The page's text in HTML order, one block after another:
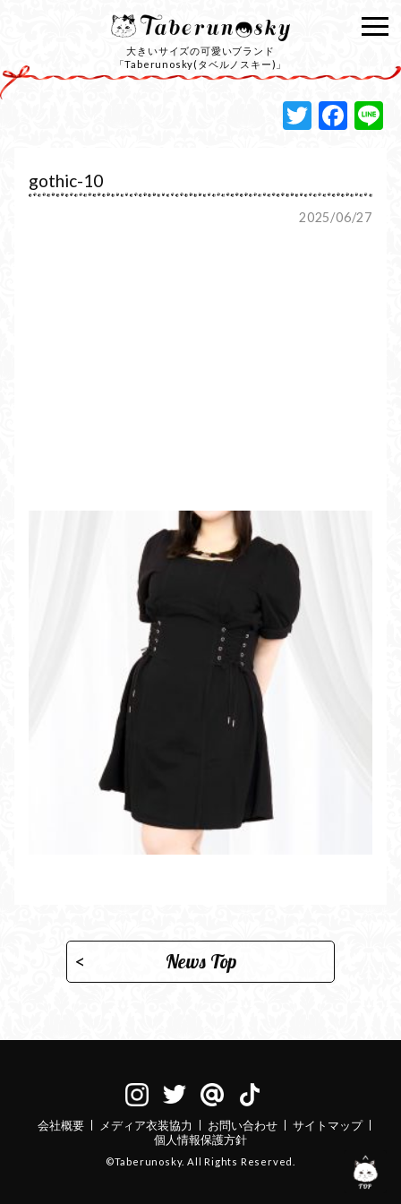
大きいサイズの可愛いブランド
「Taberunosky(タベルノスキー)」
gothic-10
2025/06/27
News Top
会社概要 メディア衣装協力 お問い合わせ
サイトマップ
個人情報保護方針
©Taberunosky. All Rights Reserved.